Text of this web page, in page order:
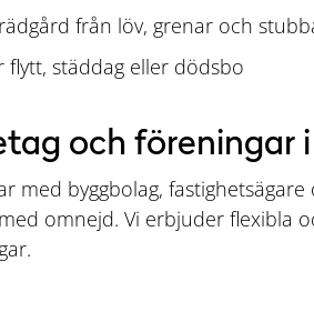
från löv, grenar och
flytt, städdag eller dödsbo
och föreningar
med byggbolag,
omnejd. Vi erbjuder flexibla